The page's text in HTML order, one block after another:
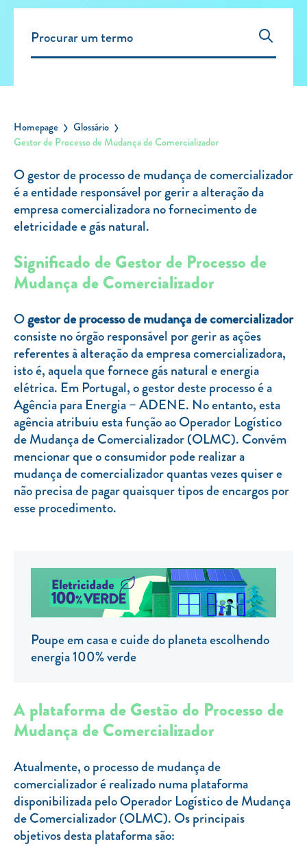
Empresas
Sobre nós
Contactos
FAQ
Blog
Mais informações
SERVIÇOS
ROTULAGEM
TARIFA SOCIAL
APP MOBILE
CONTADORES ELÉTRICOS
FATURAS
PRÉMIOS
EFICIÊNCIA ENERGÉTICA
FRAUDE E SEGURANÇA
Preços de referência
Política de privacidade
Livro de reclamações
Clientes com necessidades especiais
Clientes prioritários
Homepage
Glossário
Gestor de Processo de Mudança de Comercializador
O gestor de processo de mudança de comercializador
é a entidade responsável por gerir a alteração da
empresa comercializadora no fornecimento de
eletricidade e gás natural.
Significado de Gestor de Processo de
Mudança de Comercializador
Ogestor de processo de mudança de comercializador
consiste no órgão responsável por gerir as ações
referentes à alteração da empresa comercializadora,
isto é, aquela que fornece gás natural e energia
elétrica. Em Portugal, o gestor deste processo é a
Agência para Energia – ADENE. No entanto, esta
agência atribuiu esta função ao Operador Logístico
de Mudança de Comercializador (OLMC). Convém
mencionar que o consumidor pode realizar a
mudança de comercializador quantas vezes quiser e
não precisa de pagar quaisquer tipos de encargos por
esse procedimento.
Poupe em casa e cuide do planeta escolhendo
energia 100% verde
A plataforma de Gestão do Processo de
Mudança de Comercializador
Atualmente, o processo de mudança de
comercializador é realizado numa plataforma
disponibilizada pelo Operador Logístico de Mudança
de Comercializador (OLMC). Os principais
objetivos desta plataforma são: